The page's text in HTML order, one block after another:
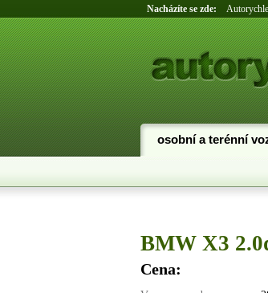
Nacházíte se zde:
osobní a terénní
BMW X3
Cena: